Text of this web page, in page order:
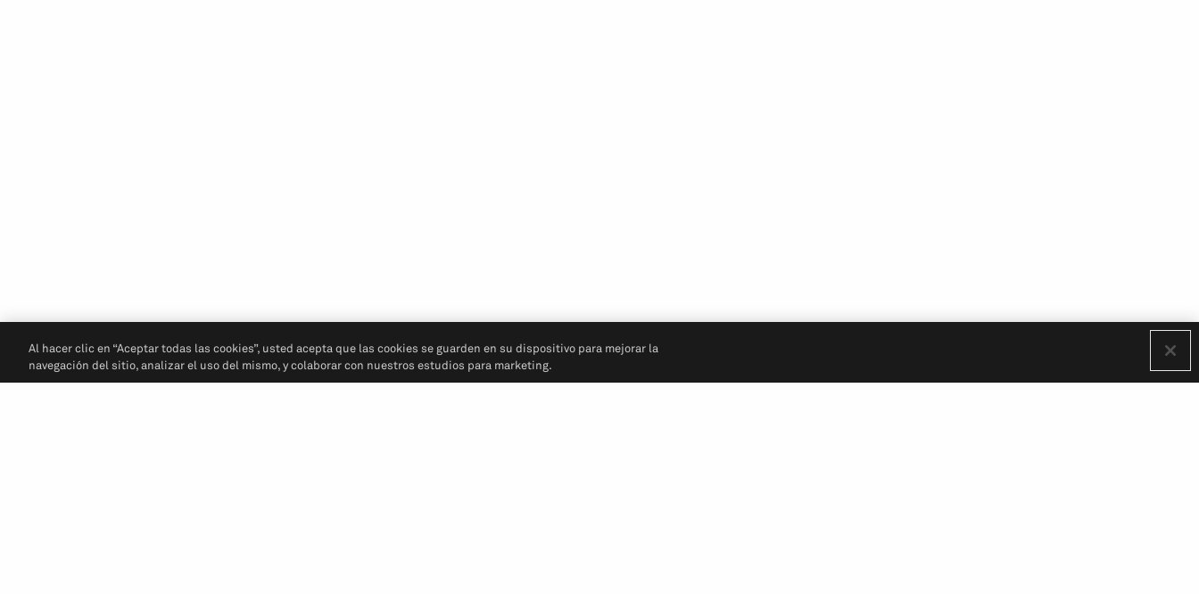
Al hacer clic en “Aceptar todas las cookies”, usted acepta que las cookies se guarden en su dispositivo para mejorar la
navegación del sitio, analizar el uso del mismo, y colaborar con nuestros estudios para marketing.